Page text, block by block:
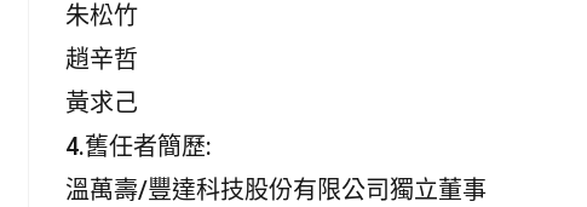
朱松竹
趙辛哲
黃求己
4.舊任者簡歷:
溫萬壽/豐達科技股份有限公司獨立董事